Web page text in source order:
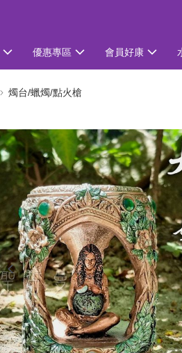
優惠專區 會員好康
燭台/蠟燭/點火槍